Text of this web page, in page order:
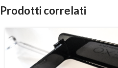
Prodotti correlati